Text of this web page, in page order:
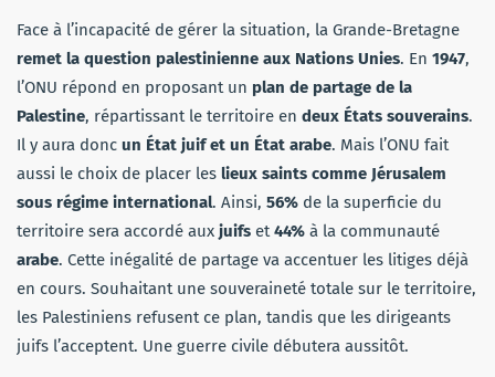
Face à l’incapacité de gérer la situation, la Grande-Bretagne
remet la question palestinienne aux Nations Unies. En 1947,
l’ONU répond en proposant un plan de partage de la
Palestine, répartissant le territoire en deux États souverains.
Il y aura donc un État juif et un État arabe. Mais l’ONU fait
aussi le choix de placer les lieux saints comme Jérusalem
sous régime international. Ainsi, 56% de la superficie du
territoire sera accordé aux juifs et44% à la communauté
arabe. Cette inégalité de partage va accentuer les litiges déjà
en cours. Souhaitant une souveraineté totale sur le territoire,
les Palestiniens refusent ce plan, tandis que les dirigeants
juifs l’acceptent. Une guerre civile débutera aussitôt.